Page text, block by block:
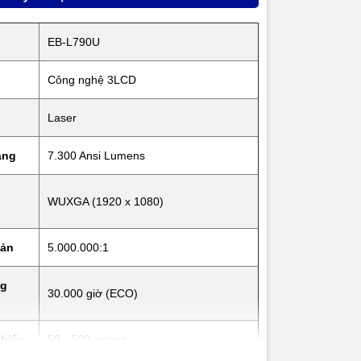
EB-L790U
Công nghệ 3LCD
Laser
7.300 Ansi Lumens
WUXGA (1920 x 1080)
5.000.000:1
30.000 giờ (ECO)
50 - 500 inches
RJ45
2,